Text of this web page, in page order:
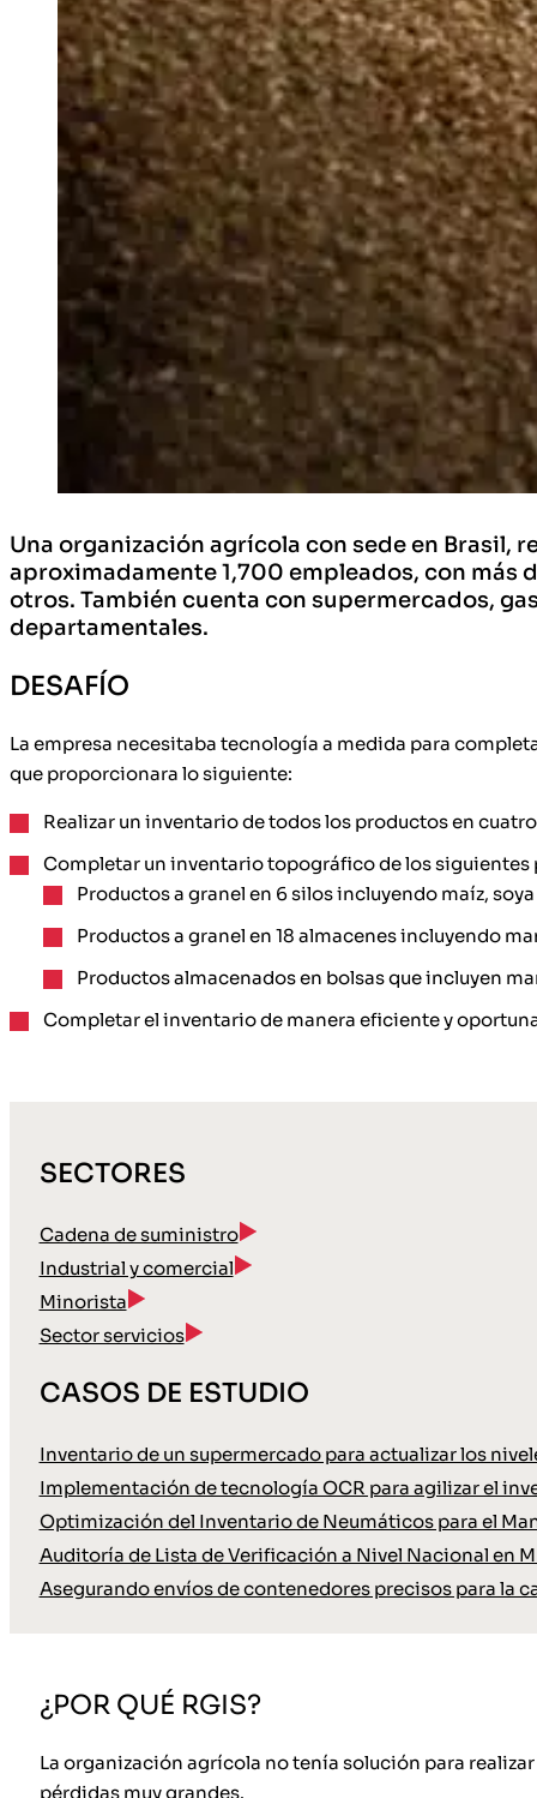
Una organización agrícola con sede en Brasil,
aproximadamente 1,700 empleados, con más
otros. También cuenta con supermercados,
departamentales.
DESAFÍO
La empresa necesitaba tecnología a medida para
que proporcionara lo siguiente:
Realizar un inventario de todos los productos en
Completar un inventario topográfico de los siguientes
Productos a granel en 6 silos incluyendo maíz,
Productos a granel en 18 almacenes incluyendo
Productos almacenados en bolsas que incluyen
Completar el inventario de manera eficiente y
SECTORES
Cadena de suministro
Industrial y comercial
Minorista
Sector servicios
CASOS DE ESTUDIO
Inventario de un supermercado para actualizar los
Implementación de tecnología OCR para agilizar el
Optimización del Inventario de Neumáticos para el
Auditoría de Lista de Verificación a Nivel Nacional en
Asegurando envíos de contenedores precisos para la
¿POR QUÉ RGIS?
La organización agrícola no tenía solución para
pérdidas muy grandes.